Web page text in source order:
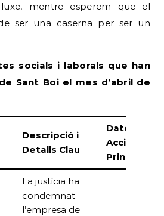
mentre esperem que el
ser una caserna per ser un
socials i laborals que han
Sant Boi el mes d’abril de
Descripció i
Detalls Clau
Dates i
Accions
Principals
La justícia ha
condemnat
l’empresa de